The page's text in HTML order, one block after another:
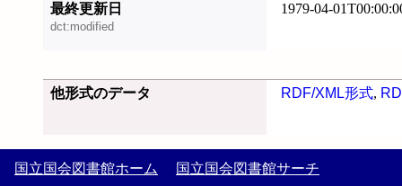
最終更新日
dct:modified
1979-04-
他形式のデータ RDF/XML形式,
国立国会図書館ホーム 国立国会図書館サーチ